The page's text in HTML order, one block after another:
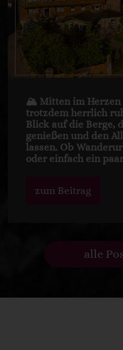
🏔️ Mitten im Herzen
trotzdem herrlich
Blick auf die Berge,
genießen und den
lassen. Ob
oder einfach ein
zum Beitrag
alle